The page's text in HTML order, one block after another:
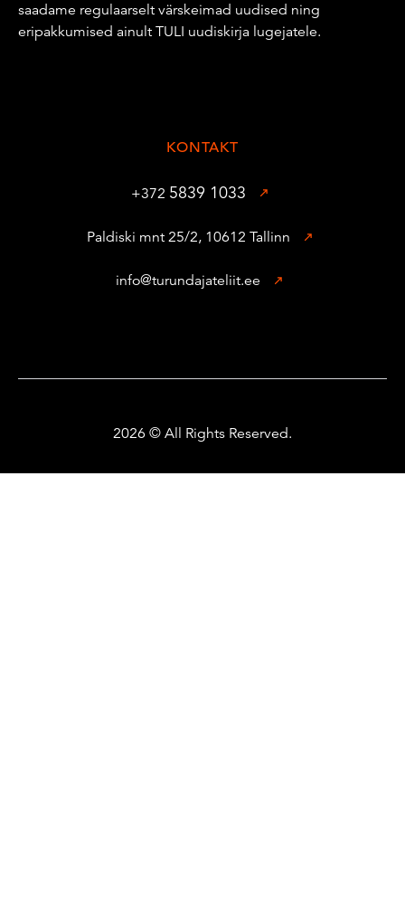
saadame regulaarselt värskeimad uudised ning
eripakkumised ainult TULI uudiskirja lugejatele.
KONTAKT
+372 5839 1033
Paldiski mnt 25/2, 10612 Tallinn
info@turundajateliit.ee
2026 © All Rights Reserved.